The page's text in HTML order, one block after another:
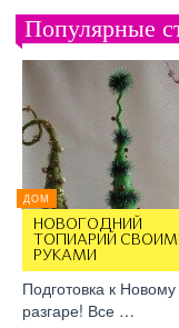
Популярные
ДОМ
НОВОГОДНИЙ
ТОПИАРИЙ
РУКАМИ
Подготовка к Новому
разгаре! Все …